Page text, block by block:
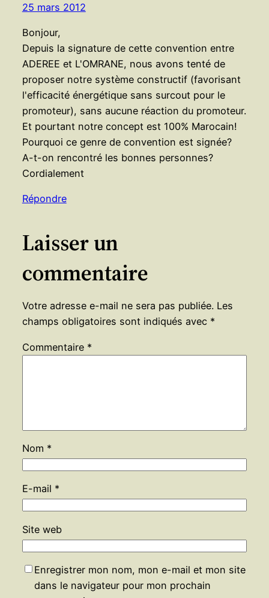
25 mars 2012
Bonjour,
Depuis la signature de cette convention entre
ADEREE et L'OMRANE, nous avons tenté de
proposer notre système constructif (favorisant
l'efficacité énergétique sans surcout pour le
promoteur), sans aucune réaction du promoteur.
Et pourtant notre concept est 100% Marocain!
Pourquoi ce genre de convention est signée?
A-t-on rencontré les bonnes personnes?
Cordialement
Répondre
Laisser un
commentaire
Votre adresse e-mail ne sera pas publiée. Les
champs obligatoires sont indiqués avec *
Commentaire *
Nom *
E-mail *
Site web
Enregistrer mon nom, mon e-mail et mon site
dans le navigateur pour mon prochain